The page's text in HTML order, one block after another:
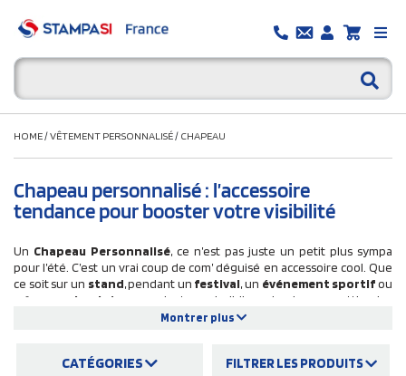
HOME/VÊTEMENT PERSONNALISÉ/ CHAPEAU
Chapeau personnalisé : l’accessoire
tendance pour booster votre visibilité
Un Chapeau Personnalisé, ce n’est pas juste un petit plus sympa
pour l’été. C’est un vrai coup de com’ déguisé en accessoire cool. Que
ce soit sur un stand, pendant un festival, un événement sportifou
même au boulot
en mode team building… le chapeau attire les
regards, déclenche des sourires, et surtout, il fait parler de votre
Montrer plus
CATÉGORIES FILTRER LES PRODUITS